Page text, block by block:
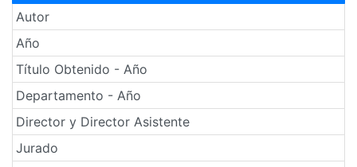
Autor
Año
Título Obtenido - Año
Departamento - Año
Director y Director Asistente
Jurado